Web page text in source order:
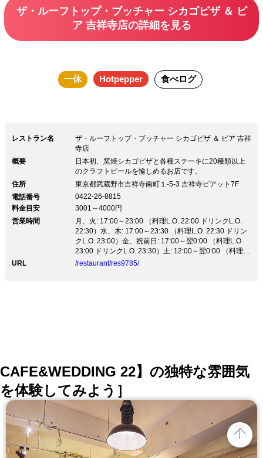
の樽生クラフトビール ・ワイン赤白 ・
自家製サングリア ・自家製レモネード
ク各種
ザ・ルーフトップ・ブッチャー シカゴピザ ＆ ビ
ア 吉祥寺店の詳細を見る
一休 Hotpepper 食べログ
レストラン名
ザ・ルーフトップ・ブッチャー シカゴピザ ＆ ビア 吉祥
寺店
概要
日本初、窯焼シカゴピザと各種ステーキに20種類以上
のクラフトビールを愉しめるお店です。
住所
東京都武蔵野市吉祥寺南町１-5-3 吉祥寺ピアット7F
電話番号
0422-26-8815
料金目安
3001～4000円
営業時間
月、火: 17:00～23:00 （料理L.O. 22:00 ドリンクL.O.
22:30）水、木: 17:00～23:30 （料理L.O. 22:30 ドリン
クL.O. 23:00）金、祝前日: 17:00～翌0:00 （料理L.O.
23:00 ドリンクL.O. 23:30）土: 12:00～翌0:00 （料理
L.O. 23:00 ドリンクL.O. 23:30）日、祝日: 12:00～
URL /restaurant/res9785/
CAFE&WEDDING 22】の独特な雰囲気
を体験してみよう］
top